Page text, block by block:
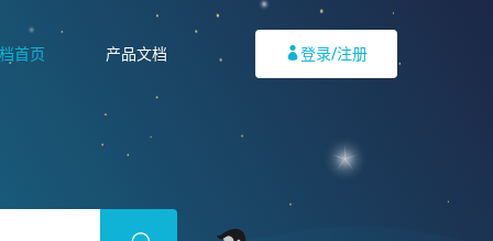
首页 产品文档 登录/注册